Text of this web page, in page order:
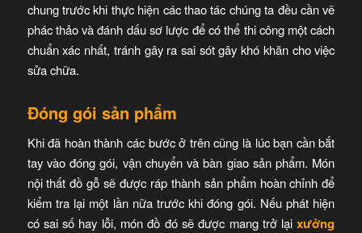
chung trước khi thực hiện các thao tác chúng ta đều cần vẽ
phác thảo và đánh dấu sơ lược để có thể thi công một cách
chuẩn xác nhất, tránh gây ra sai sót gây khó khăn cho việc
sửa chữa.
Đóng gói sản phẩm
Khi đã hoàn thành các bước ở trên cũng là lúc bạn cần bắt
tay vào đóng gói, vận chuyển và bàn giao sản phẩm. Món
nội thất đồ gỗ sẽ được ráp thành sản phẩm hoàn chỉnh để
kiểm tra lại một lần nữa trước khi đóng gói. Nếu phát hiện
có sai số hay lỗi, món đồ đó sẽ được mang trở lạixưởng